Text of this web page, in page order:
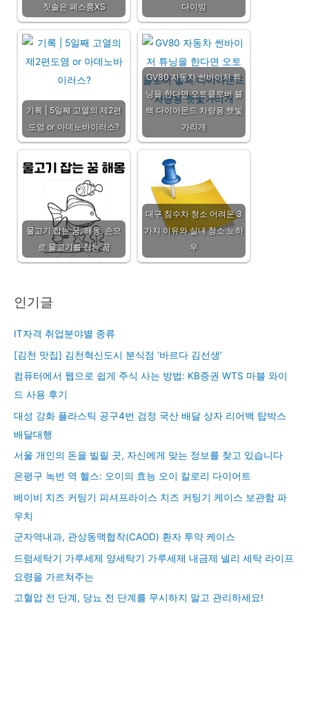
칫솔은 페스룸XS
다이빙
기록 | 5일째 고열의 제2편
도염 or 아데노바이러스?
GV80 자동차 썬바이저 튜
닝을 한다면 오토클로버 블
랙 다이아몬드 차량용 햇빛
가리개
물고기 잡는 꿈, 해몽. 손으
로 물고기를 잡는 꿈
대구 침수차 청소 어려운 3
가지 이유와 실내 청소 노하
우
인기글
IT자격 취업분야별 종류
[김천 맛집] 김천혁신도시 분식점 ‘바르다 김선생’
컴퓨터에서 웹으로 쉽게 주식 사는 방법: KB증권 WTS 마블 와이
드 사용 후기
대성 강화 플라스틱 공구4번 검정 국산 배달 상자 리어백 탑박스
배달대행
서울 개인의 돈을 빌릴 곳, 자신에게 맞는 정보를 찾고 있습니다
은평구 녹번 역 헬스: 오이의 효능 오이 칼로리 다이어트
베이비 치즈 커팅기 피셔프라이스 치즈 커팅기 케이스 보관함 파
우치
군자역내과, 관상동맥협착(CAOD) 환자 투약 케이스
드럼세탁기 가루세제 양세탁기 가루세제 내금제 넬리 세탁 라이프
요령을 가르쳐주는
고혈압 전 단계, 당뇨 전 단계를 무시하지 말고 관리하세요!